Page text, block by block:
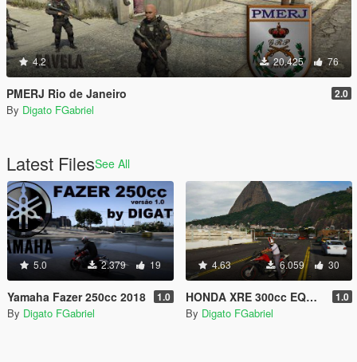
4.2 20.425 76
PMERJ Rio de Janeiro 2.0
By Digato FGabriel
Latest FilesSee All
5.0 2.379 19
Yamaha Fazer 250cc 2018 1.0
By Digato FGabriel
4.63 6.059 30
HONDA XRE 300cc EQUIPADA CUSTON 1.0
By Digato FGabriel